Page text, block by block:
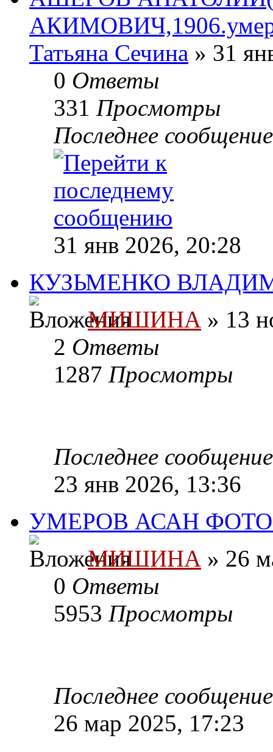
АКИМОВИЧ,1906.умер
Татьяна Сечина » 31
0 Ответы
331 Просмотры
Последнее
31 янв 2026, 20:28
КУЗЬМЕНКО
МИШИНА » 13
2 Ответы
1287 Просмотры
Последнее
23 янв 2026, 13:36
УМЕРОВ АСАН
МИШИНА » 26
0 Ответы
5953 Просмотры
Последнее
26 мар 2025, 17:23